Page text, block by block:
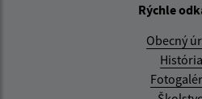
Rýchle
Obecný
História